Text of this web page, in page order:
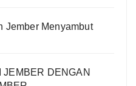
Jember Menyambut
JEMBER DENGAN